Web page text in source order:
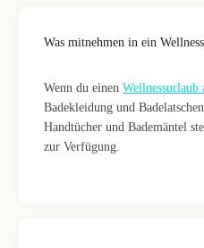
Was mitnehmen in ein
Wenn du einen Wellnessurlaub
Badekleidung und
Handtücher und Bademäntel
zur Verfügung.